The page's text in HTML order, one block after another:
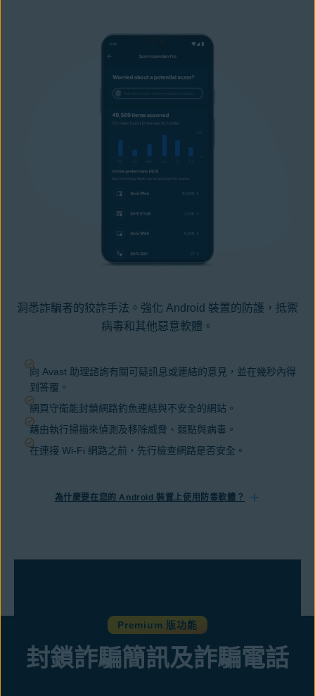
洞悉詐騙者的狡詐手法。強化 Android 裝置的防護，抵禦
病毒和 其他惡意軟體 。
向 Avast 助理諮詢有關可疑訊息或連結的意見，並在幾秒內得
到答覆。
網頁守衛能封鎖網路釣魚連結與不安全的網站 。
藉由執行掃描來偵測及移除威脅、弱點與病毒。
在連接 Wi-Fi 網路之前，先行檢查網路是否安全。
為什麼要在您的 Android 裝置上使用防毒軟體？
Premium 版功能
封鎖詐騙簡訊及詐騙電話